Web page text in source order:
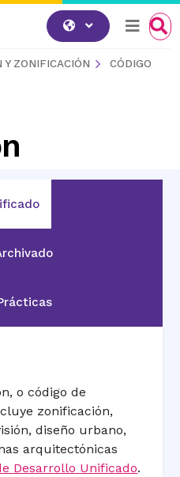
Y ZONIFICACIÓN
CÓDIGO
o código de
zonificación,
diseño urbano,
arquitectónicas
Desarrollo Unificado.